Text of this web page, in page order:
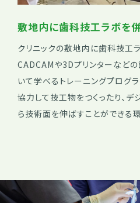
敷地内に歯科技工ラボを
クリニックの敷地内に歯科技工
CADCAMや3Dプリンターなど
いて学べるトレーニングプログ
協力して技工物をつくったり、
ら技術面を伸ばすことができる環